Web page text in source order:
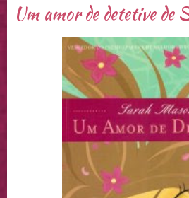
Um amor de detetive de